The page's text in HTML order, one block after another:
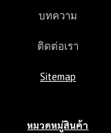
บทความ
ติดต่อเรา
Sitemap
หมวดหมู่สินค้า